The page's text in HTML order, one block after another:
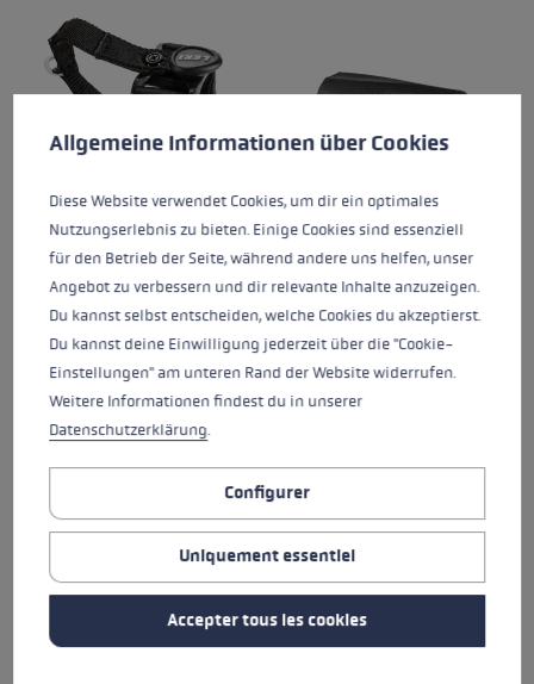
TRIGGER VARIO STRAP
Note moyenne de 4.64 sur 5 étoiles
SILENT SPIKE PAD
TREKKING
Préférences en matière de cookies
Allgemeine Informationen über Cookies
Diese Website verwendet Cookies, um dir ein optimales
Nutzungserlebnis zu bieten. Einige Cookies sind essenziell
für den Betrieb der Seite, während andere uns helfen, unser
Angebot zu verbessern und dir relevante Inhalte anzuzeigen.
Du kannst selbst entscheiden, welche Cookies du akzeptierst.
Du kannst deine Einwilligung jederzeit über die "Cookie-
Einstellungen" am unteren Rand der Website widerrufen.
Weitere Informationen findest du in unserer
Datenschutzerklärung.
Configurer
Uniquement essentiel
Accepter tous les cookies